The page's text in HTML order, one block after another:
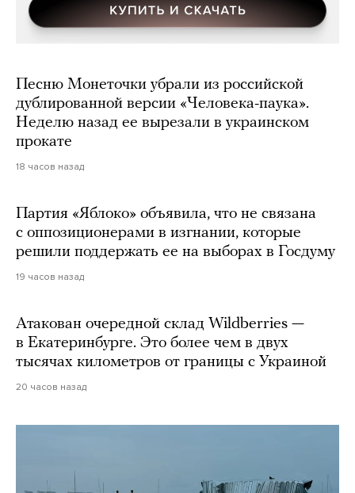
Песню Монеточки убрали из российской
дублированной версии «Человека-паука».
Неделю назад ее вырезали в украинском
прокате
18 часов назад
Партия «Яблоко» объявила, что не связана
с оппозиционерами в изгнании, которые
решили поддержать ее на выборах в Госдуму
19 часов назад
Атакован очередной склад Wildberries —
в Екатеринбурге. Это более чем в двух
тысячах километров от границы с Украиной
20 часов назад